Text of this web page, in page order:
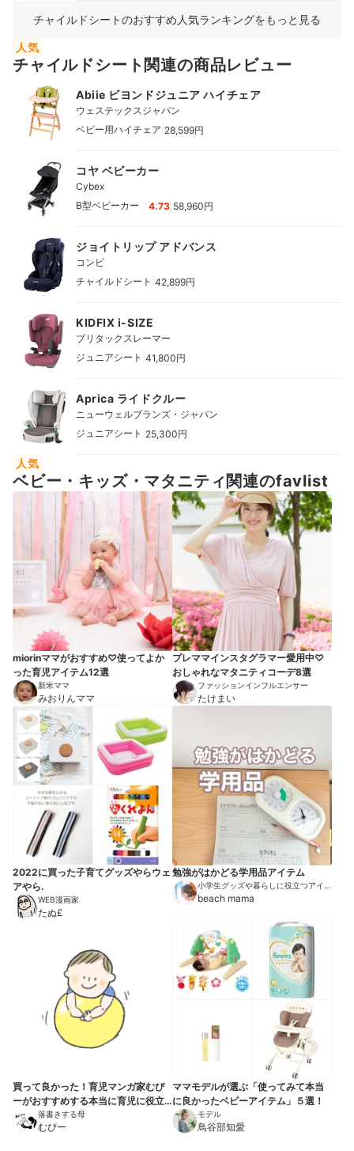
チャイルドシートのおすすめ人気ランキングをもっと見る
人気
チャイルドシート関連の商品レビュー
Abiie ビヨンドジュニア ハイチェア
ウェステックスジャパン
ベビー用ハイチェア 28,599円
コヤ ベビーカー
Cybex
B型ベビーカー
4.73 58,960円
ジョイトリップ アドバンス
コンビ
チャイルドシート 42,899円
KIDFIX i-SIZE
ブリタックスレーマー
ジュニアシート 41,800円
Aprica ライドクルー
ニューウェルブランズ・ジャパン
ジュニアシート 25,300円
人気
ベビー・キッズ・マタニティ関連のfavlist
miorinママがおすすめ♡使ってよか
った育児アイテム12選
新米ママ
みおりんママ
プレママインスタグラマー愛用中♡
おしゃれなマタニティコーデ8選
ファッションインフルエンサー
たけまい
2022に買った子育てグッズやらウェ
アやら.
WEB漫画家
たぬ£
勉強がはかどる学用品アイテム
小学生グッズや暮らしに役立つアイテ
ムを紹介
beach mama
買って良かった！育児マンガ家むぴ
ーがおすすめする本当に育児に役立
ったもの10選
落書きする母
むぴー
ママモデルが選ぶ「使ってみて本当
に良かったベビーアイテム」５選！
モデル
鳥谷部知愛